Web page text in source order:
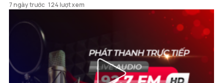
7 ngày trước 124 lượt xem